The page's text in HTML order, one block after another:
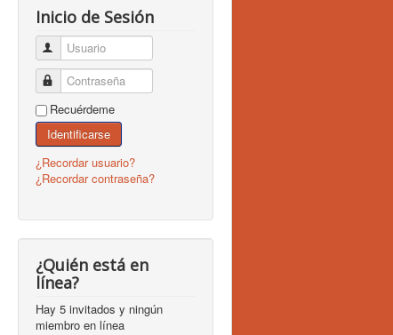
Inicio de Sesión
Usuario
Contraseña
Recuérdeme
Identificarse
¿Recordar usuario?
¿Recordar contraseña?
¿Quién está en
línea?
Hay 5 invitados y ningún
miembro en línea